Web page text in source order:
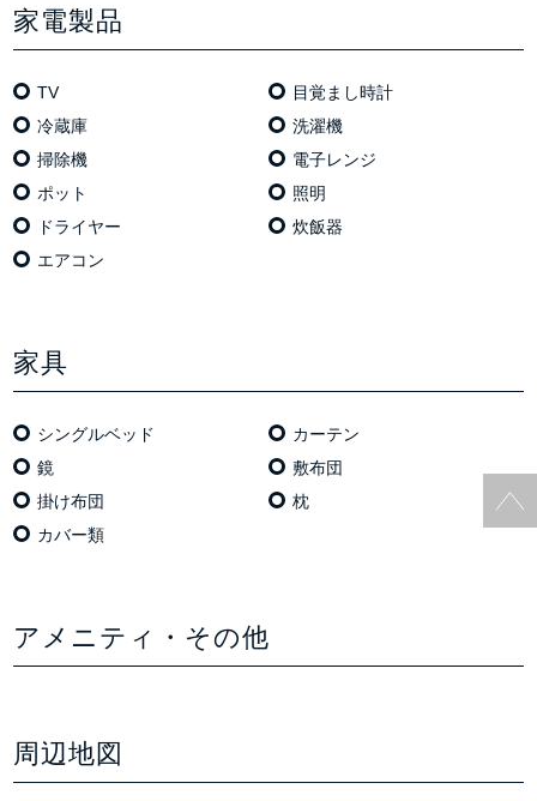
家電製品
TV
目覚まし時計
冷蔵庫
洗濯機
掃除機
電⼦レンジ
ポット
照明
ドライヤー
炊飯器
エアコン
家具
シングルベッド
カーテン
鏡
敷布団
掛け布団
枕
カバー類
アメニティ・その他
周辺地図